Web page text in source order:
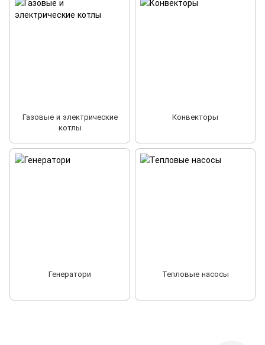
Газовые и электрические
котлы
Конвекторы
Генератори Тепловые насосы